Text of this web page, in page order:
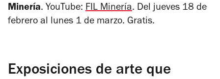
Minería. YouTube: FIL Minería. Del jueves 18 de
febrero al lunes 1 de marzo. Gratis.
Exposiciones de arte que